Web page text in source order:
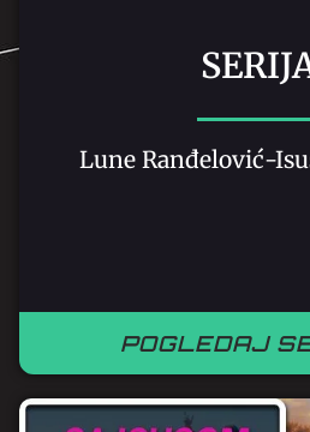
Lune Ranđelović-
POGLEDAJ